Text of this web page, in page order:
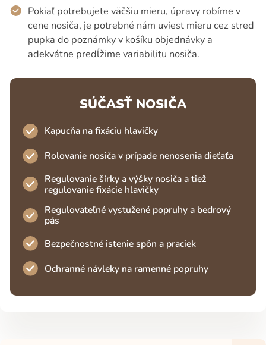
Pokiaľ potrebujete väčšiu mieru, úpravy robíme v
cene nosiča, je potrebné nám uviesť mieru cez stred
pupka do poznámky v košíku objednávky a
adekvátne predĺžime variabilitu nosiča.
SÚČASŤ NOSIČA
Kapucňa na fixáciu hlavičky
Rolovanie nosiča v prípade nenosenia dieťaťa
Regulovanie šírky a výšky nosiča a tiež
regulovanie fixácie hlavičky
Regulovateľné vystužené popruhy a bedrový
pás
Bezpečnostné istenie spôn a praciek
Ochranné návleky na ramenné popruhy